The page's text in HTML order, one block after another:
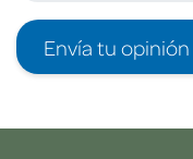
Envía tu opinión